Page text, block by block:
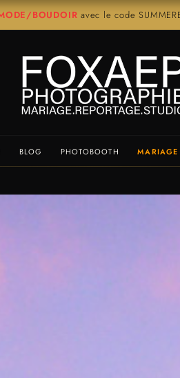
BOUDOIR avec le code
BLOG PHOTOBOOTH MARIAGE